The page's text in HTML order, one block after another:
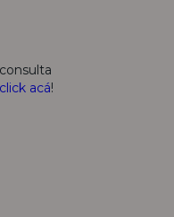
click acá!